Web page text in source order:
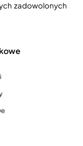
zadowolonych